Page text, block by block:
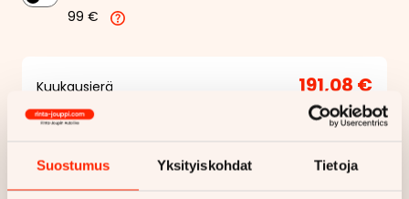
Suostumus Yksityiskohdat Tietoja
99 €
Kuukausierä 191,08 €
Näytähintaerittely
Haluan myös tarjouksen vakuutuksesta